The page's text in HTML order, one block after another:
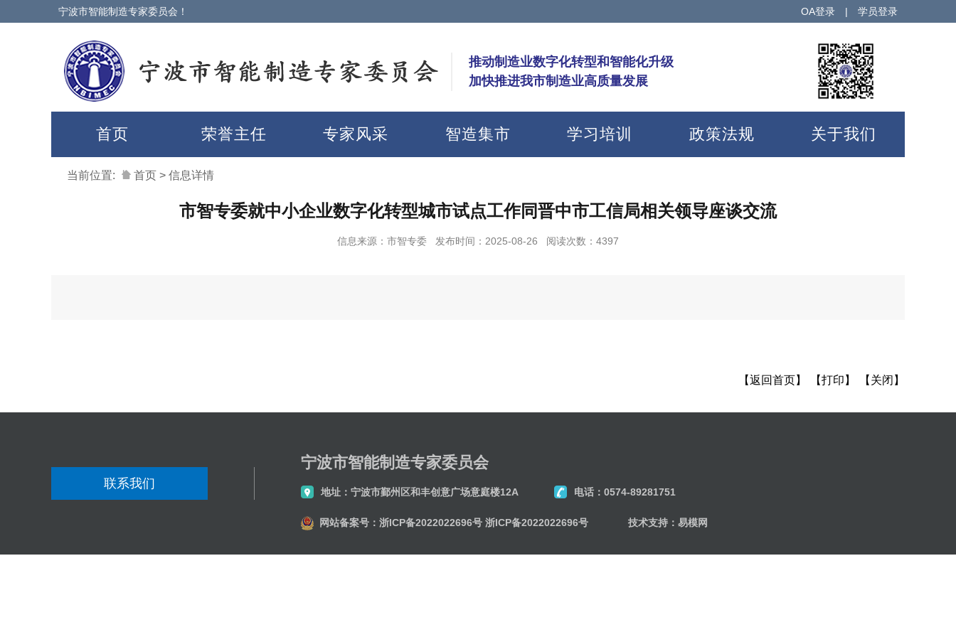
宁波市智能制造专家委员会！ OA登录 | 学员登录
推动制造业数字化转型和智能化升级
加快推进我市制造业高质量发展
首页 荣誉主任 专家风采 智造集市 学习培训 政策法规 关于我们
当前位置: 首页 > 信息详情
市智专委就中小企业数字化转型城市试点工作同晋中市工信局相关领导座谈交流
信息来源：市智专委 发布时间：2025-08-26 阅读次数：4397
【返回首页】
【打印】 【关闭】
联系我们
宁波市智能制造专家委员会
地址：宁波市鄞州区和丰创意广场意庭楼12A 电话：0574-89281751
网站备案号： 浙ICP备2022022696号 浙ICP备2022022696号 技术支持：易模网